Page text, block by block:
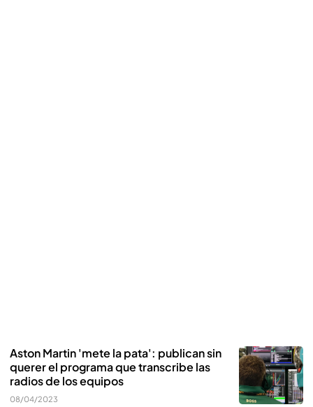
Aston Martin 'mete la pata': publican sin
querer el programa que transcribe las
radios de los equipos
08/04/2023